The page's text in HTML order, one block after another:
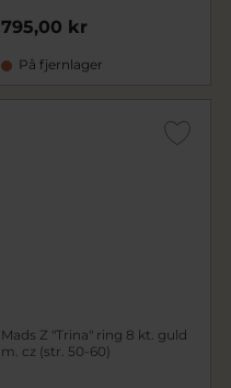
795,00 kr
På fjernlager
Mads Z "Trina" ring 8 kt. guld
m. cz (str. 50-60)